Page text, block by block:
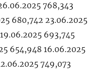
768,343
680,742 23.06.2025
693,745
654,948 16.06.2025
749,073